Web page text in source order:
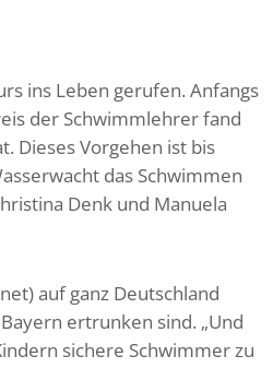
ins Leben gerufen. Anfangs
der Schwimmlehrer fand
Dieses Vorgehen ist bis
das Schwimmen
Denk und Manuela
auf ganz Deutschland
ertrunken sind. „Und
sichere Schwimmer zu